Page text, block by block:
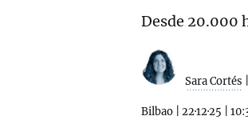
Desde 20.000
Sara Cortés
Bilbao 22·12·25